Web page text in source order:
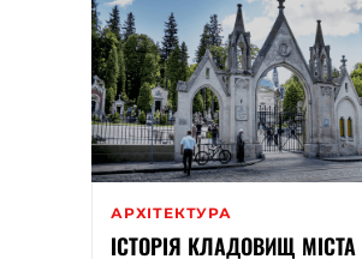
АРХІТЕКТУРА
ІСТОРІЯ КЛАДОВИЩ МІСТА